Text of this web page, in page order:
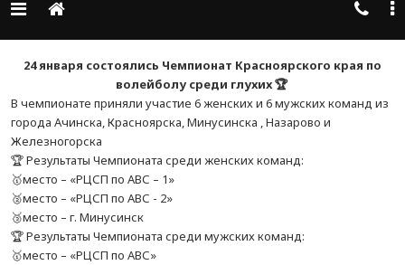
24 января состоялись Чемпионат Красноярского края по
волейболу среди глухих 🏆
В чемпионате приняли участие 6 женских и 6 мужских команд из
города Ачинска, Красноярска, Минусинска , Назарово и
Железногорска
🏆 Результаты Чемпионата среди женских команд:
🥇место – «РЦСП по АВС – 1»
🥈место – «РЦСП по АВС - 2»
🥉место – г. Минусинск
🏆 Результаты Чемпионата среди мужских команд:
🥇место – «РЦСП по АВС»